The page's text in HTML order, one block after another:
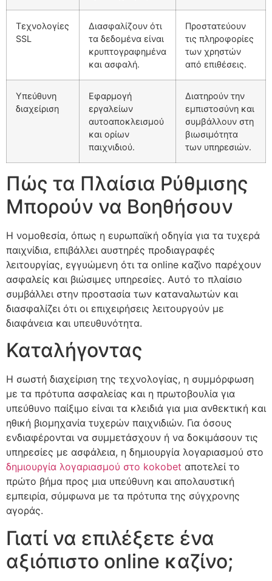
Τεχνολογίες
SSL
Διασφαλίζουν ότι
τα δεδομένα είναι
κρυπτογραφημένα
και ασφαλή.
Προστατεύουν
τις πληροφορίες
των χρηστών
από επιθέσεις.
Υπεύθυνη
διαχείριση
Εφαρμογή
εργαλείων
αυτοαποκλεισμού
και ορίων
παιχνιδιού.
Διατηρούν την
εμπιστοσύνη και
συμβάλλουν στη
βιωσιμότητα
των υπηρεσιών.
Πώς τα Πλαίσια Ρύθμισης
Μπορούν να Βοηθήσουν
Η νομοθεσία, όπως η ευρωπαϊκή οδηγία για τα τυχερά
παιχνίδια, επιβάλλει αυστηρές προδιαγραφές
λειτουργίας, εγγυώμενη ότι τα online καζίνο παρέχουν
ασφαλείς και βιώσιμες υπηρεσίες. Αυτό το πλαίσιο
συμβάλλει στην προστασία των καταναλωτών και
διασφαλίζει ότι οι επιχειρήσεις λειτουργούν με
διαφάνεια και υπευθυνότητα.
Καταλήγοντας
Η σωστή διαχείριση της τεχνολογίας, η συμμόρφωση
με τα πρότυπα ασφαλείας και η πρωτοβουλία για
υπεύθυνο παίξιμο είναι τα κλειδιά για μια ανθεκτική και
ηθική βιομηχανία τυχερών παιχνιδιών. Για όσους
ενδιαφέρονται να συμμετάσχουν ή να δοκιμάσουν τις
υπηρεσίες με ασφάλεια, η δημιουργία λογαριασμού στο
δημιουργία λογαριασμού στο kokobet αποτελεί το
πρώτο βήμα προς μια υπεύθυνη και απολαυστική
εμπειρία, σύμφωνα με τα πρότυπα της σύγχρονης
αγοράς.
Γιατί να επιλέξετε ένα
αξιόπιστο online καζίνο;